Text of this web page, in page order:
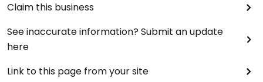
Claim this business
See inaccurate information? Submit an update
here
Link to this page from your site